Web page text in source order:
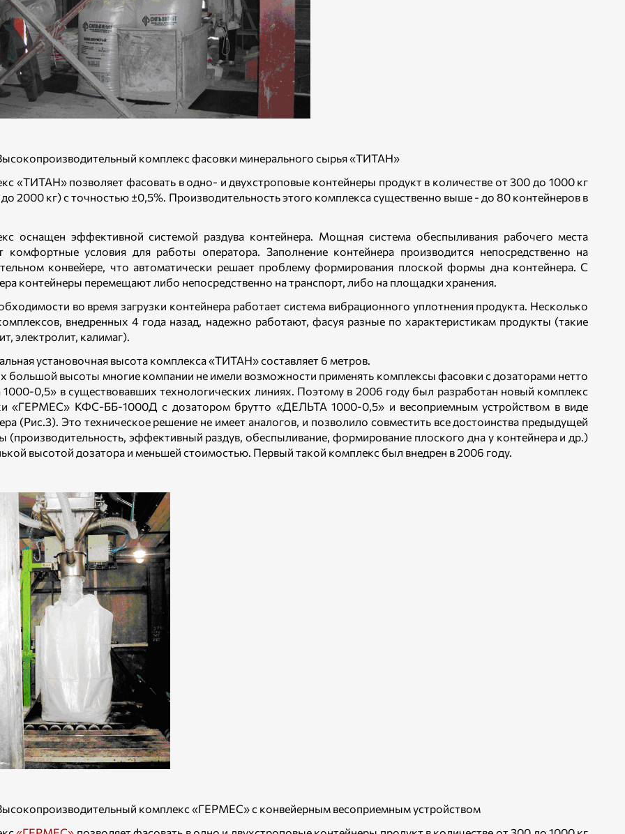
комплекс фасовки минерального сырья «ТИТАН»
«ТИТАН» позволяет фасовать в одно- и двухстроповые контейнеры продукт в количестве от 300 до 1000 кг
до 2000 кг) с точностью ±0,5%. Производительность этого комплекса существенно выше - до 80 контейнеров в
оснащен эффективной системой раздува контейнера. Мощная система обеспыливания рабочего места
комфортные условия для работы оператора. Заполнение контейнера производится непосредственно на
конвейере, что автоматически решает проблему формирования плоской формы дна контейнера. С
контейнеры перемещают либо непосредственно на транспорт, либо на площадки хранения.
во время загрузки контейнера работает система вибрационного уплотнения продукта. Несколько
внедренных 4 года назад, надежно работают, фасуя разные по характеристикам продукты (такие
электролит, калимаг).
установочная высота комплекса «ТИТАН» составляет 6 метров.
большой высоты многие компании не имели возможности применять комплексы фасовки с дозаторами нетто
1000-0,5» в существовавших технологических линиях. Поэтому в 2006 году был разработан новый комплекс
«ГЕРМЕС» КФС-ББ-1000Д с дозатором брутто «ДЕЛЬТА 1000-0,5» и весоприемным устройством в виде
(Рис.3). Это техническое решение не имеет аналогов, и позволило совместить все достоинства предыдущей
(производительность, эффективный раздув, обеспыливание, формирование плоского дна у контейнера и др.)
высотой дозатора и меньшей стоимостью. Первый такой комплекс был внедрен в 2006 году.
комплекс «ГЕРМЕС» с конвейерным весоприемным устройством